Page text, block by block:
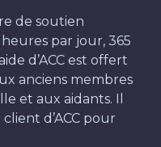
de soutien
par jour, 365
d’ACC est offert
anciens membres
et aux aidants. Il
d’ACC pour